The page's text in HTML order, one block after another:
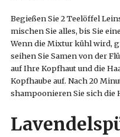
Begießen Sie 2 Teelöffel
mischen Sie alles, bis Sie
Wenn die Mixtur kühl wird,
seihen Sie Samen von der
auf Ihre Kopfhaut und die
Kopfhaube auf. Nach 20
shampoonieren Sie sich die